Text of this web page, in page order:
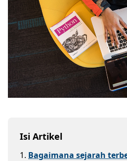
Isi Artikel
1. Bagaimana sejarah